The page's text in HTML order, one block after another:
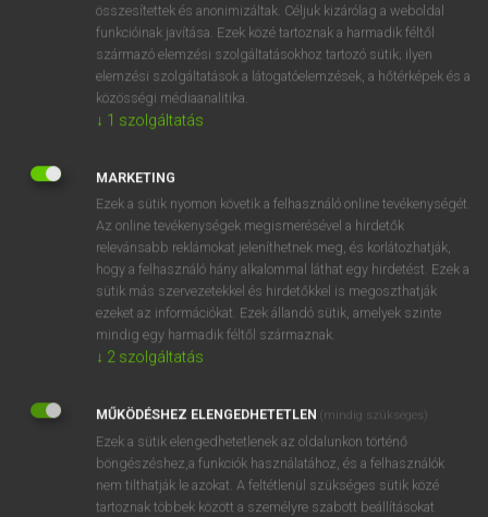
spring-hook fn rugós horog
karabiner
⚲ spring-hookkeresése szótárainkban
DÍJMENTES ANGOL SZÓTÁR
spring forth
spring from
spring-hook
springiness
összesítettek és anonimizáltak. Céljuk kizárólag a weboldal
funkcióinak javítása. Ezek közé tartoznak a harmadik féltől
származó elemzési szolgáltatásokhoz tartozó sütik; ilyen
elemzési szolgáltatások a látogatóelemzések, a hőtérképek és a
közösségi médiaanalitika.
↓ 1 szolgáltatás
MARKETING
Ezek a sütik nyomon követik a felhasználó online tevékenységét.
Az online tevékenységek megismerésével a hirdetők
relevánsabb reklámokat jeleníthetnek meg, és korlátozhatják,
hogy a felhasználó hány alkalommal láthat egy hirdetést. Ezek a
sütik más szervezetekkel és hirdetőkkel is megoszthatják
ezeket az információkat. Ezek állandó sütik, amelyek szinte
mindig egy harmadik féltől származnak.
↓ 2 szolgáltatás
MŰKÖDÉSHEZ ELENGEDHETETLEN (mindig szükséges)
Ezek a sütik elengedhetetlenek az oldalunkon történő
böngészéshez,a funkciók használatához, és a felhasználók
nem tilthatják le azokat. A feltétlenül szükséges sütik közé
tartoznak többek között a személyre szabott beállításokat